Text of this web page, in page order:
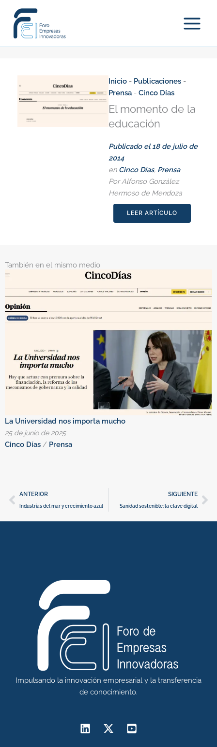
contenido
Inicio - Publicaciones -
Prensa - Cinco Días
El momento de la
educación
Publicado el 18 de julio de
2014
en Cinco Días, Prensa
Por Alfonso González
Hermoso de Mendoza
LEER ARTÍCULO
También en el mismo medio
La Universidad nos importa mucho
25 de junio de 2025
Cinco Días / Prensa
Ant
ANTERIOR
Industrias del mar y crecimiento azul
SIGUIENTE
Sanidad sostenible: la clave digital
Impulsando la innovación empresarial y la transferencia
de conocimiento.